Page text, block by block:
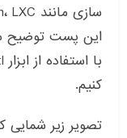
سازی مانند
، LXC
این پست توضیح
با استفاده از ابزار
کنیم.
تصویر زیر شمایی